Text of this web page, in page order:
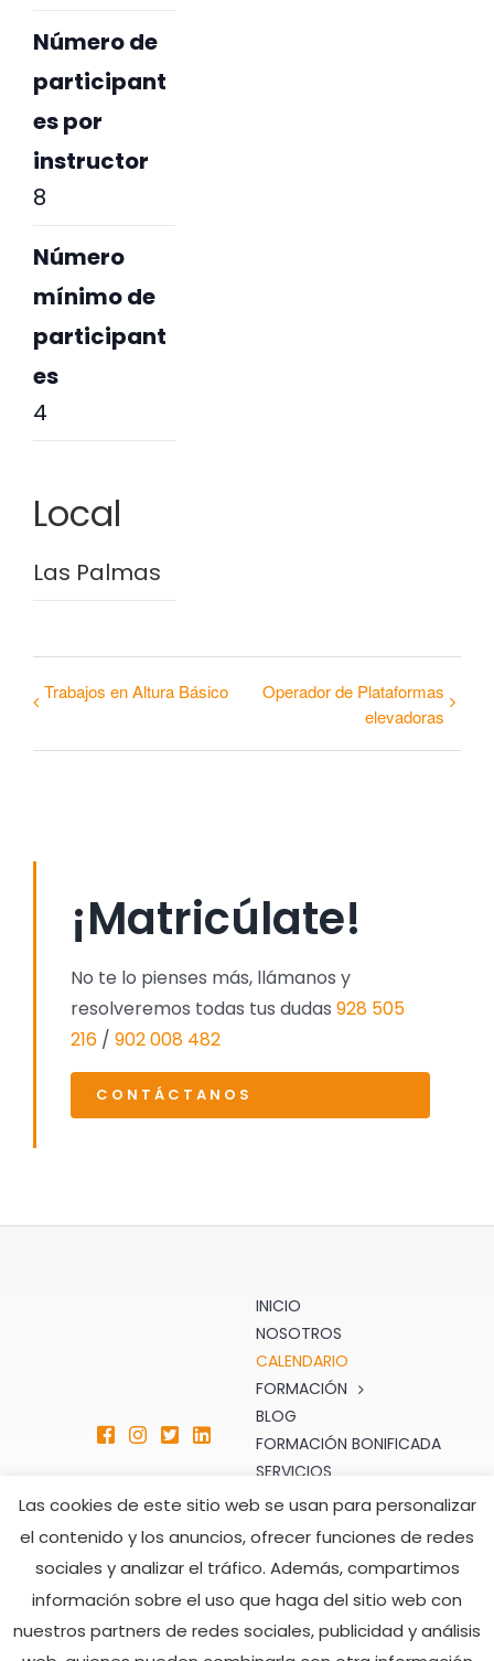
Número de
participant
es por
instructor
8
Número
mínimo de
participant
es
4
Local
Las Palmas
Trabajos en Altura Básico
Operador de Plataformas
elevadoras
¡Matricúlate!
No te lo pienses más, llámanos y
resolveremos todas tus dudas 928 505
216/ 902 008 482
CONTÁCTANOS
INICIO
NOSOTROS
CALENDARIO
FORMACIÓN
BLOG
FORMACIÓN BONIFICADA
SERVICIOS
TIENDA
CONTACTO
ATENCIÓN AL CLIENTE
formacion@seprom.es
902 008 482
HORARIO DE ATENCIÓN
TELEFÓNICA
Lunes a Viernes
Las cookies de este sitio web se usan para personalizar
el contenido y los anuncios, ofrecer funciones de redes
sociales y analizar el tráfico. Además, compartimos
información sobre el uso que haga del sitio web con
nuestros partners de redes sociales, publicidad y análisis